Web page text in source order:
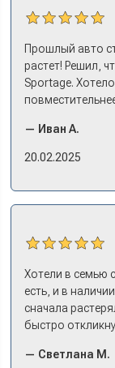
Прошлый авто
растет! Решил,
Sportage.
и прям мое!
вылезая из
— Иван А.
20.02.2025
Хотели в семью
есть, и в
сначала
быстро
примериться.
— Светлана М.